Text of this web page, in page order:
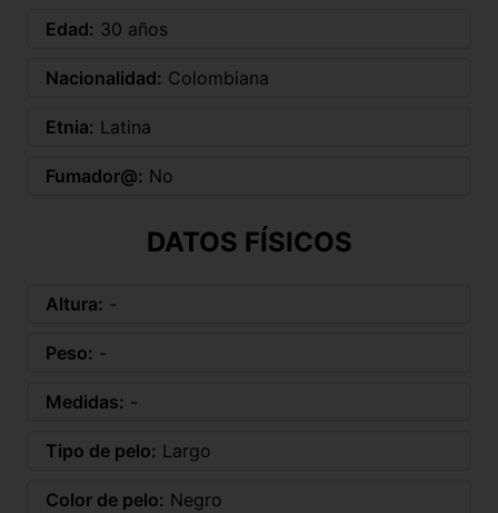
Edad: 30 años
Nacionalidad: Colombiana
Etnia: Latina
Fumador@: No
DATOS FÍSICOS
Altura: -
Peso: -
Medidas: -
Tipo de pelo: Largo
Color de pelo: Negro